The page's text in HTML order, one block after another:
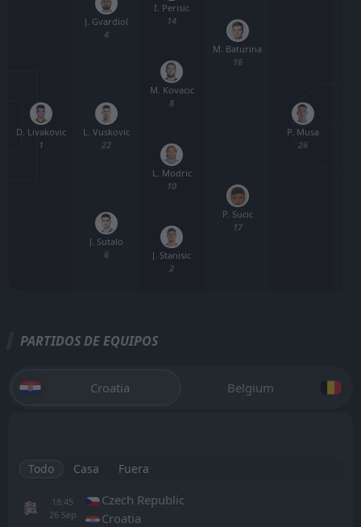
D. Livakovic
1
J. Sutalo
6
L. Vuskovic
22
J. Gvardiol
4
J. Stanisic
2
L. Modric
10
M. Kovacic
8
I. Perisic
14
P. Sucic
17
M. Baturina
16
P. Musa
26
PARTIDOS DE EQUIPOS
Croatia Belgium
Todo Casa Fuera
18:45
26 Sep
Czech Republic
Croatia